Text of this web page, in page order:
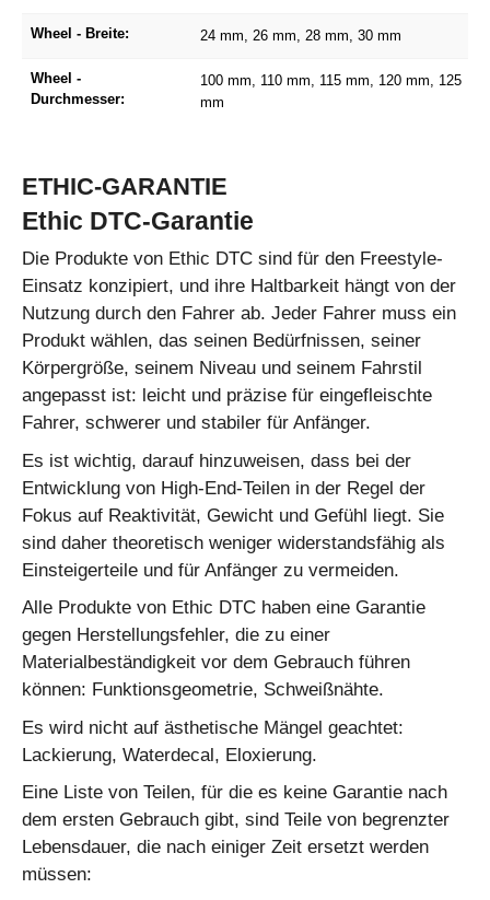
Wheel - Breite: 24 mm , 26 mm , 28 mm , 30 mm
Wheel -
Durchmesser:
100 mm , 110 mm , 115 mm , 120 mm , 125
mm
ETHIC-GARANTIE
Ethic DTC-Garantie
Die Produkte von Ethic DTC sind für den Freestyle-
Einsatz konzipiert, und ihre Haltbarkeit hängt von der
Nutzung durch den Fahrer ab. Jeder Fahrer muss ein
Produkt wählen, das seinen Bedürfnissen, seiner
Körpergröße, seinem Niveau und seinem Fahrstil
angepasst ist: leicht und präzise für eingefleischte
Fahrer, schwerer und stabiler für Anfänger.
Es ist wichtig, darauf hinzuweisen, dass bei der
Entwicklung von High-End-Teilen in der Regel der
Fokus auf Reaktivität, Gewicht und Gefühl liegt. Sie
sind daher theoretisch weniger widerstandsfähig als
Einsteigerteile und für Anfänger zu vermeiden.
Alle Produkte von Ethic DTC haben eine Garantie
gegen Herstellungsfehler, die zu einer
Materialbeständigkeit vor dem Gebrauch führen
können: Funktionsgeometrie, Schweißnähte.
Es wird nicht auf ästhetische Mängel geachtet:
Lackierung, Waterdecal, Eloxierung.
Eine Liste von Teilen, für die es keine Garantie nach
dem ersten Gebrauch gibt, sind Teile von begrenzter
Lebensdauer, die nach einiger Zeit ersetzt werden
müssen: